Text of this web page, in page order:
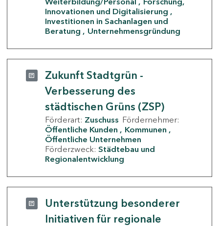
Innovationen und Digitalisierung
Investitionen in Sachanlagen und
Beratung
Unternehmensgründung
Zukunft Stadtgrün -
Verbesserung des
städtischen Grüns (ZSP)
Förderart: Zuschuss Fördernehmer:
Öffentliche Kunden
Kommunen
Öffentliche Unternehmen
Förderzweck: Städtebau und
Regionalentwicklung
Unterstützung besonderer
Initiativen für regionale